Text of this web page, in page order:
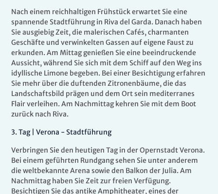
Nach einem reichhaltigen Frühstück erwartet Sie eine
spannende Stadtführung in Riva del Garda. Danach haben
Sie ausgiebig Zeit, die malerischen Cafés, charmanten
Geschäfte und verwinkelten Gassen auf eigene Faust zu
erkunden. Am Mittag genießen Sie eine beeindruckende
Aussicht, während Sie sich mit dem Schiff auf den Weg ins
idyllische Limone begeben. Bei einer Besichtigung erfahren
Sie mehr über die duftenden Zitronenbäume, die das
Landschaftsbild prägen und dem Ort sein mediterranes
Flair verleihen. Am Nachmittag kehren Sie mit dem Boot
zurück nach Riva.
3. Tag | Verona - Stadtführung
Verbringen Sie den heutigen Tag in der Opernstadt Verona.
Bei einem geführten Rundgang sehen Sie unter anderem
die weltbekannte Arena sowie den Balkon der Julia. Am
Nachmittag haben Sie Zeit zur freien Verfügung.
Besichtigen Sie das antike Amphitheater, eines der